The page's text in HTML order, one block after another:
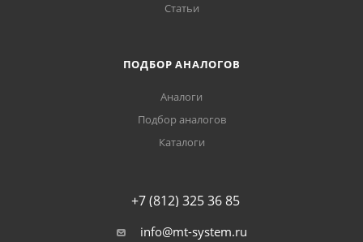
Статьи
ПОДБОР АНАЛОГОВ
Аналоги
Подбор аналогов
Каталоги
+7 (812) 325 36 85
info@mt-system.ru